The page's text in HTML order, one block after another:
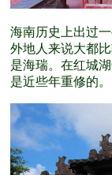
海南历史上出过
外地人来说大都
是海瑞。在红城
是近些年重修的。